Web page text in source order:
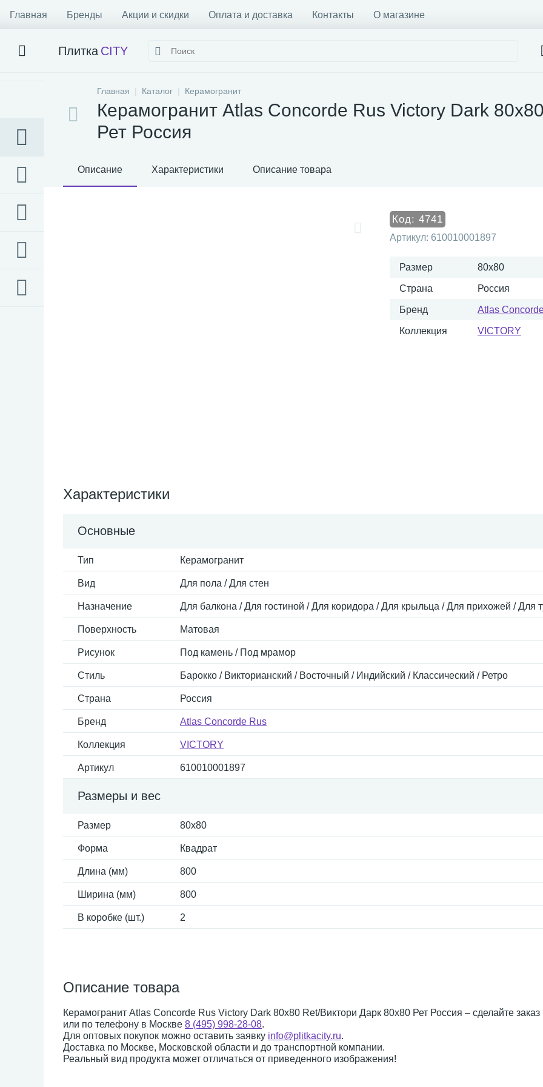
Главная Бренды Акции и скидки Оплата и доставка Контакты О магазине
Плитка CITY
Главная Каталог Керамогранит
Керамогранит Atlas Concorde Rus Victory Dark
Рет Россия
Описание Характеристики Описание товара
Код: 4741
Артикул: 610010001897
Размер 80x80
Страна Россия
Бренд Atlas
Коллекция VICTORY
Характеристики
Основные
Тип Керамогранит
Вид Для пола / Для стен
Назначение Для балкона / Для гостиной / Для коридора / Для крыльца / Для прихожей / Для
Поверхность Матовая
Рисунок Под камень / Под мрамор
Стиль Барокко / Викторианский / Восточный / Индийский / Классический / Ретро
Страна Россия
Бренд Atlas Concorde Rus
Коллекция VICTORY
Артикул 610010001897
Размеры и вес
Размер 80x80
Форма Квадрат
Длина (мм) 800
Ширина (мм) 800
В коробке (шт.) 2
Описание товара
Керамогранит Atlas Concorde Rus Victory Dark 80x80 Ret/Виктори Дарк 80x80 Рет Россия – сделайте заказ
или по телефону в Москве 8 (495) 998-28-08.
Для оптовых покупок можно оставить заявку info@plitkacity.ru.
Доставка по Москве, Московской области и до транспортной компании.
Реальный вид продукта может отличаться от приведенного изображения!